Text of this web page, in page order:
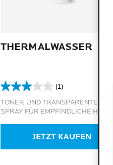
THERMALWASSER
(1)
3.0
von
5
Bewertung
TONER UND TRANSPARENTES
SPRAY FÜR EMPFINDLICHE HAUT
JETZT KAUFEN